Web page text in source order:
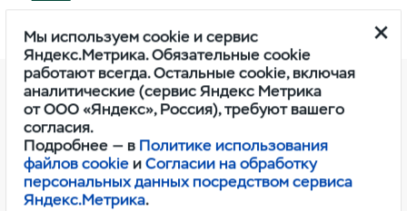
Другие спецпредложения
Мы используем cookie и сервис
Яндекс.Метрика. Обязательные cookie
работают всегда. Остальные cookie, включая
аналитические (сервис Яндекс Метрика
от ООО «Яндекс», Россия), требуют вашего
согласия.
Подробнее — в Политике использования
файлов cookie иСогласии на обработку
персональных данных посредством сервиса
Яндекс.Метрика.